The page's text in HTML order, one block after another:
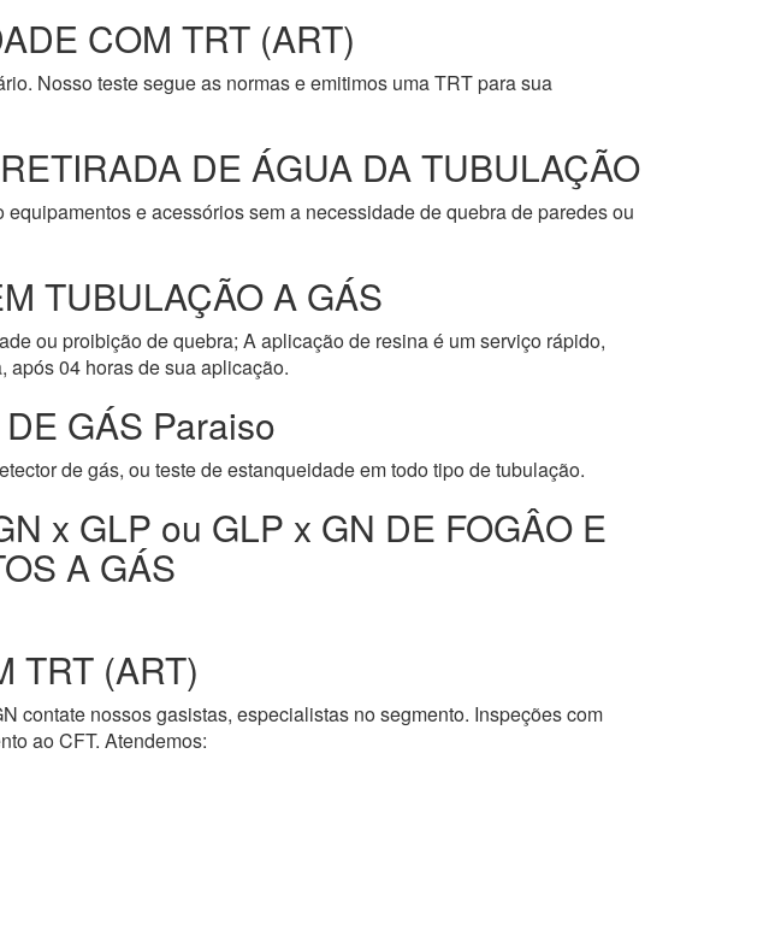
COM TRT (ART)
Nosso teste segue as normas e emitimos uma TRT para sua
DE ÁGUA DA TUBULAÇÃO
e acessórios sem a necessidade de quebra de paredes ou
TUBULAÇÃO A GÁS
ou proibição de quebra; A aplicação de resina é um serviço rápido,
após 04 horas de sua aplicação.
GÁS Paraiso
de gás, ou teste de estanqueidade em todo tipo de tubulação.
x GLP ou GLP x GN DE FOGÂO E
A GÁS
TRT (ART)
contate nossos gasistas, especialistas no segmento. Inspeções com
ao CFT. Atendemos: